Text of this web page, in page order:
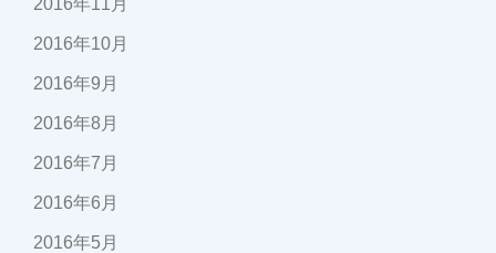
2016年10月
2016年9月
2016年8月
2016年7月
2016年6月
2016年5月